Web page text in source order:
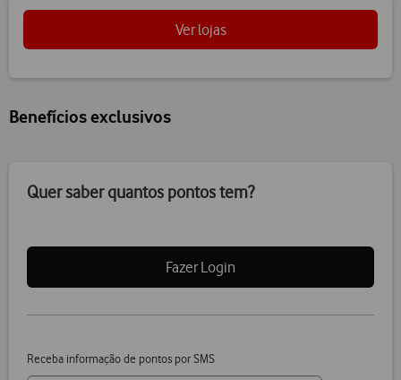
Ver lojas
Benefícios exclusivos
Quer saber quantos pontos tem?
Fazer Login
Receba informação de pontos por SMS